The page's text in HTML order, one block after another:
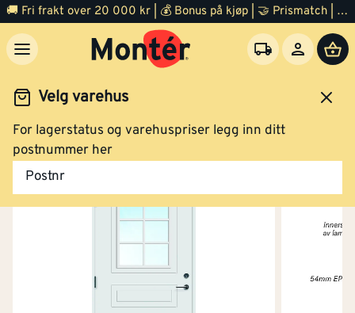
🚚 Fri frakt over 20 000 kr | 💰 Bonus på kjøp | 🤝 Prismatch | ⭐ 100% fornøyd garanti | 🏪 140 byggevarehus
Velg varehus
For lagerstatus og varehuspriser legg inn ditt
postnummer her
Postnr
Dør Ytterdør